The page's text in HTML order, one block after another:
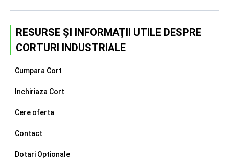
RESURSE ȘI INFORMAȚII UTILE DESPRE
CORTURI INDUSTRIALE
Cumpara Cort
Inchiriaza Cort
Cere oferta
Contact
Dotari Optionale